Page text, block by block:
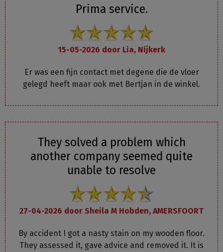
Prima service.
15-05-2026 door Lia, Nijkerk
Er was een fijn contact met degene die de vloer
gelegd heeft maar ook met Bertjan in de winkel.
They solved a problem which
another company seemed quite
unable to resolve
27-04-2026 door Sheila M Hobden, AMERSFOORT
By accident I got a nasty stain on my wooden floor.
They assessed it, gave advice and removed it. It is